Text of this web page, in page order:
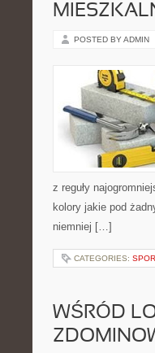
POSTED BY ADMIN
z reguły
kolory jakie pod
niemniej […]
CATEGORIES:
WŚRÓD